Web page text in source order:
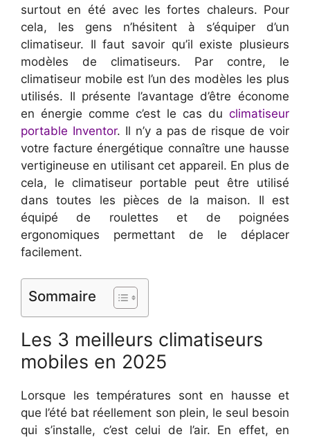
surtout en été avec les fortes chaleurs. Pour
cela, les gens n’hésitent à s’équiper d’un
climatiseur. Il faut savoir qu’il existe plusieurs
modèles de climatiseurs. Par contre, le
climatiseur mobile est l’un des modèles les plus
utilisés. Il présente l’avantage d’être économe
en énergie comme c’est le cas du climatiseur
portable Inventor. Il n’y a pas de risque de voir
votre facture énergétique connaître une hausse
vertigineuse en utilisant cet appareil. En plus de
cela, le climatiseur portable peut être utilisé
dans toutes les pièces de la maison. Il est
équipé de roulettes et de poignées
ergonomiques permettant de le déplacer
facilement.
Sommaire
Les 3 meilleurs climatiseurs
mobiles en 2025
Lorsque les températures sont en hausse et
que l’été bat réellement son plein, le seul besoin
qui s’installe, c’est celui de l’air. En effet, en